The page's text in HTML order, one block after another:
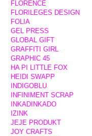
FLORENCE
FLORILEGES DESIGN
FOLIA
GEL PRESS
GLOBAL GIFT
GRAFFITI GIRL
GRAPHIC 45
HA PI LITTLE FOX
HEIDI SWAPP
INDIGOBLU
INFINIMENT SCRAP
INKADINKADO
IZINK
JEJE PRODUKT
JOY CRAFTS